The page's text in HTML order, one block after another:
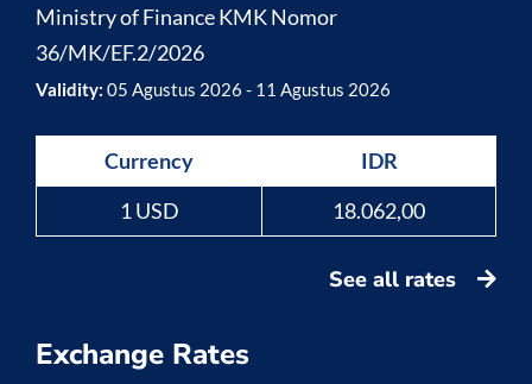
Ministry of Finance KMK Nomor
36/MK/EF.2/2026
Validity: 05 Agustus 2026 - 11 Agustus 2026
Currency
IDR
1 USD
18.062,00
See all rates
Exchange Rates